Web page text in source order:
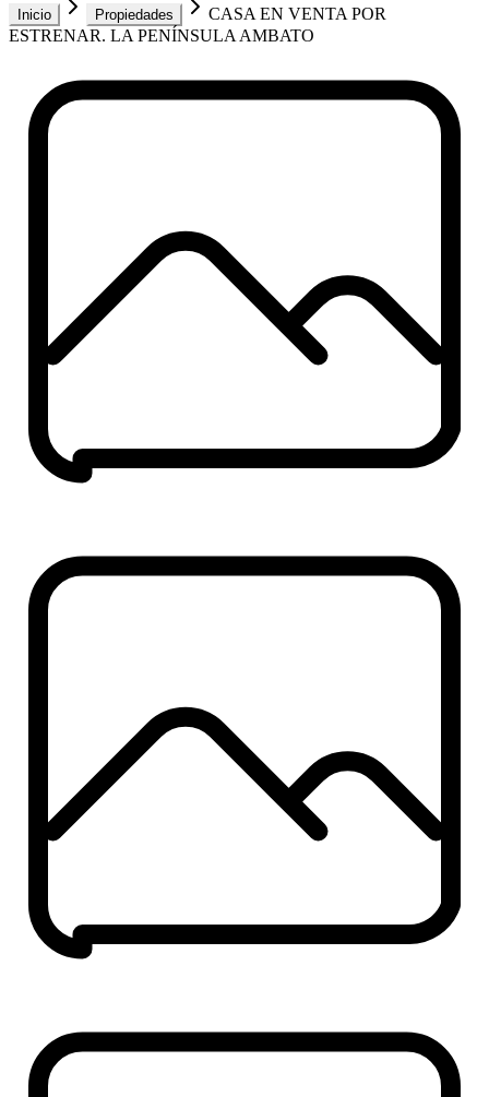
Inicio Propiedades
CASA EN VENTA POR
ESTRENAR. LA PENÍNSULA AMBATO